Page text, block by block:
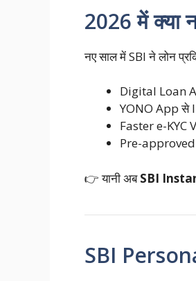
2026 में क्या
नए साल में SBI ने लोन
Digital Loan
YONO App से
Faster e-KYC
Pre-
👉 यानी अबSBI
SBI